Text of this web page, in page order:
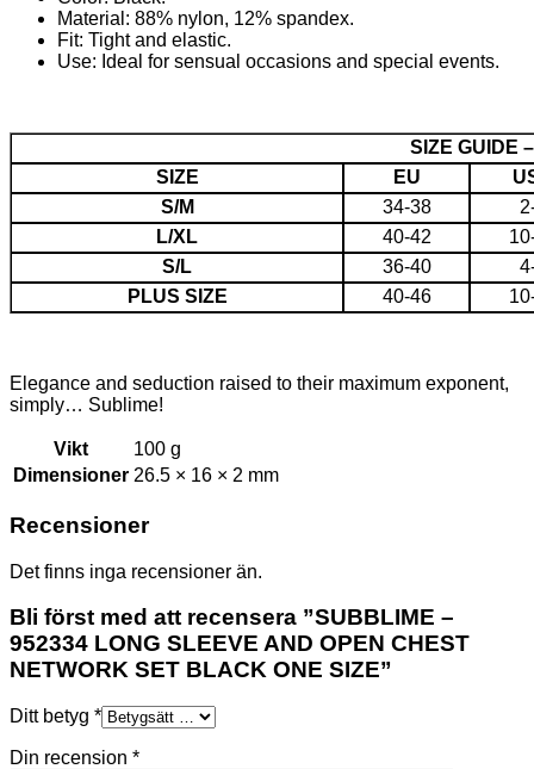
Material: 88% nylon, 12% spandex.
Fit: Tight and elastic.
Use: Ideal for sensual occasions and special events.
SIZE GUIDE
SIZE
EU
S/M
34-38
L/XL
40-42
S/L
36-40
PLUS SIZE
40-46
Elegance and seduction raised to their maximum exponent,
simply… Sublime!
Vikt
100 g
Dimensioner 26.5 × 16 × 2 mm
Recensioner
Det finns inga recensioner än.
Bli först med att recensera ”SUBBLIME –
952334 LONG SLEEVE AND OPEN CHEST
NETWORK SET BLACK ONE SIZE”
Ditt betyg *
Din recension *